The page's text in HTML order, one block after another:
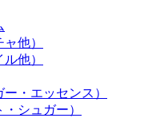
他）
他）
・エッセンス）
シュガー）